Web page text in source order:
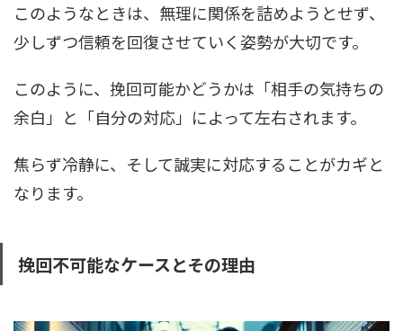
このようなときは、無理に関係を詰めようとせず、
少しずつ信頼を回復させていく姿勢が大切です。
このように、挽回可能かどうかは「相手の気持ちの
余白」と「自分の対応」によって左右されます。
焦らず冷静に、そして誠実に対応することがカギと
なります。
挽回不可能なケースとその理由